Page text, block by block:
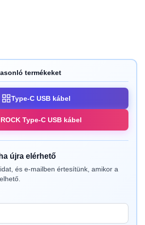
termékeket
Type-C USB kábel
ROCK Type-C USB kábel
újra elérhető
és e-mailben értesítünk, amikor a